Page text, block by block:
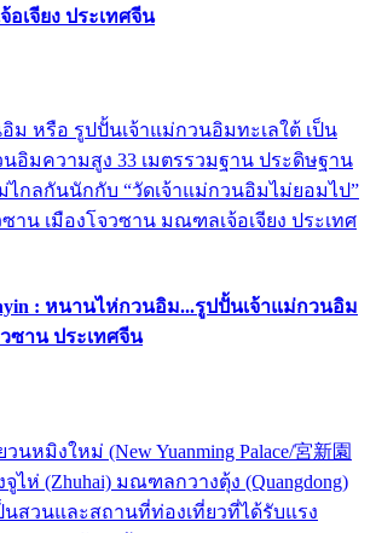
เจียง ประเทศจีน
ม หรือ รูปปั้นเจ้าแม่กวนอิมทะเลใต้ เป็น
นอิมความสูง 33 เมตรรวมฐาน ประดิษฐาน
ไกลกันนักกับ “วัดเจ้าแม่กวนอิมไม่ยอมไป”
าน เมืองโจวซาน มณฑลเจ้อเจียง ประเทศ
: หนานไห่กวนอิม...รูปปั้นเจ้าแม่กวนอิม
ซาน ประเทศจีน
นหมิงใหม่ (New Yuanming Palace/宮新園
จูไห่ (Zhuhai) มณฑลกวางตุ้ง (Quangdong)
นสวนและสถานที่ท่องเที่ยวที่ได้รับแรง